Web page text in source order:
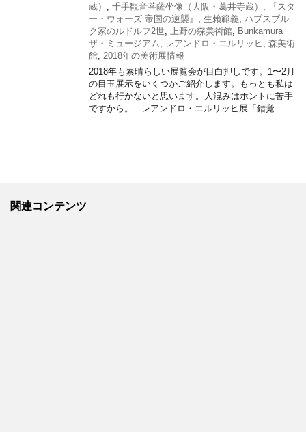
蔵）
千手観音菩薩坐像（大阪・葛井寺蔵）
『スタ
ー・ウォーズ 帝国の逆襲』
生賴範義 ハプスブル
ク家のルドルフ2世
上野の森美術館 Bunkamura
ザ・ミュージアム
レアンドロ・エルリッヒ
森美術
館 2018年の美術展情報
2018年も素晴らしい展覧会が目白押しです。1〜2月
の目玉展示をいくつかご紹介します。もっとも私は
どれも行かないと思います。人混みはホントに苦手
ですから。 レアンドロ・エルリッヒ展「錯覚 …
関連コンテンツ